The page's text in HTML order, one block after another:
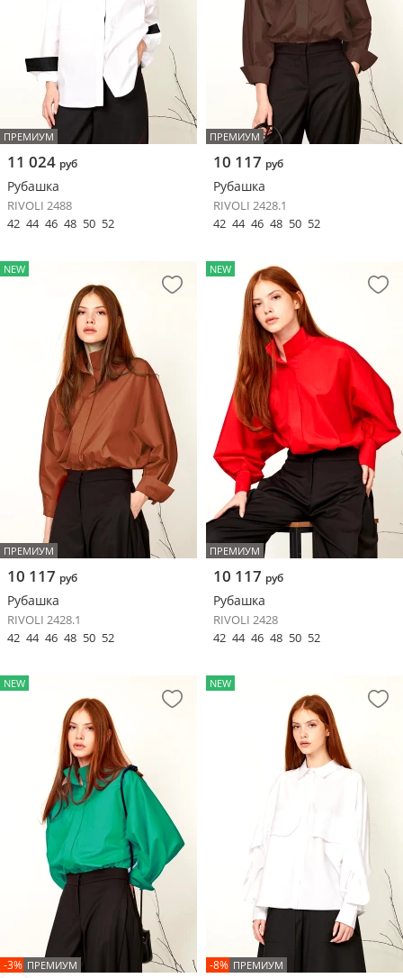
ПРЕМИУМ
11 024 руб
Рубашка
RIVOLI 2488
42 44 46 48 50 52
ПРЕМИУМ
10 117 руб
Рубашка
RIVOLI 2428.1
42 44 46 48 50 52
NEW
ПРЕМИУМ
10 117 руб
Рубашка
RIVOLI 2428.1
42 44 46 48 50 52
NEW
ПРЕМИУМ
10 117 руб
Рубашка
RIVOLI 2428
42 44 46 48 50 52
NEW
-3% ПРЕМИУМ
NEW
-8% ПРЕМИУМ